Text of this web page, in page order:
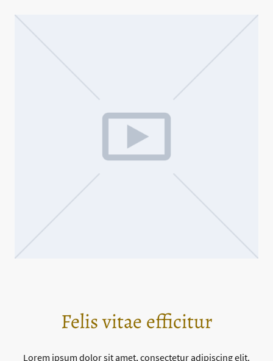
Felis vitae efficitur
Lorem ipsum dolor sit amet, consectetur adipiscing elit.